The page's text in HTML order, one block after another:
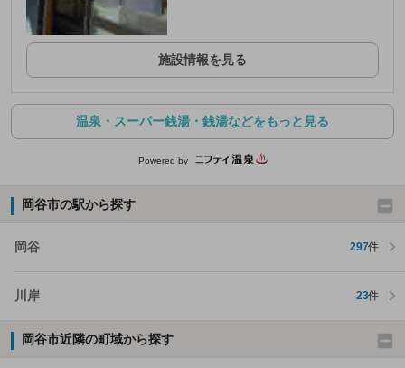
施設情報を見る
温泉・スーパー銭湯・銭湯などをもっと見る
Powered by
岡谷市の駅から探す
岡谷 297件
川岸 23件
岡谷市近隣の町域から探す